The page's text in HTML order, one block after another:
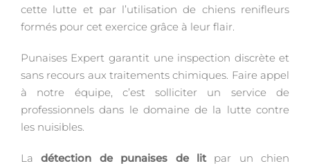
cette lutte et par l’utilisation de chiens renifleurs
formés pour cet exercice grâce à leur flair.
Punaises Expert garantit une inspection discrète et
sans recours aux traitements chimiques. Faire appel
à notre équipe, c’est solliciter un service de
professionnels dans le domaine de la lutte contre
les nuisibles.
Ladétection de punaises de litpar un chien